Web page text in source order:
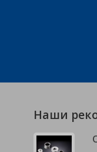
Наши